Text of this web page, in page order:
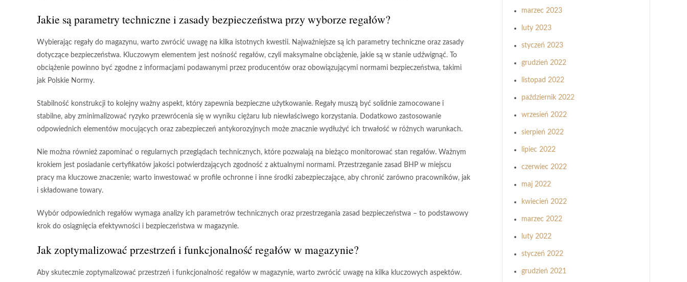
Jakie są parametry techniczne i zasady bezpieczeństwa przy wyborze regałów?
Wybierając regały do magazynu, warto zwrócić uwagę na kilka istotnych kwestii. Najważniejsze są ich parametry techniczne oraz zasady
dotyczące bezpieczeństwa. Kluczowym elementem jest nośność regałów, czyli maksymalne obciążenie, jakie są w stanie udźwignąć. To
obciążenie powinno być zgodne z informacjami podawanymi przez producentów oraz obowiązującymi normami bezpieczeństwa, takimi
jak Polskie Normy.
Stabilność konstrukcji to kolejny ważny aspekt, który zapewnia bezpieczne użytkowanie. Regały muszą być solidnie zamocowane i
stabilne, aby zminimalizować ryzyko przewrócenia się w wyniku ciężaru lub niewłaściwego korzystania. Dodatkowo zastosowanie
odpowiednich elementów mocujących oraz zabezpieczeń antykorozyjnych może znacznie wydłużyć ich trwałość w różnych warunkach.
Nie można również zapominać o regularnych przeglądach technicznych, które pozwalają na bieżąco monitorować stan regałów. Ważnym
krokiem jest posiadanie certyfikatów jakości potwierdzających zgodność z aktualnymi normami. Przestrzeganie zasad BHP w miejscu
pracy ma kluczowe znaczenie; warto inwestować w profile ochronne i inne środki zabezpieczające, aby chronić zarówno pracowników, jak
i składowane towary.
Wybór odpowiednich regałów wymaga analizy ich parametrów technicznych oraz przestrzegania zasad bezpieczeństwa – to podstawowy
krok do osiągnięcia efektywności i bezpieczeństwa w magazynie.
Jak zoptymalizować przestrzeń i funkcjonalność regałów w magazynie?
Aby skutecznie zoptymalizować przestrzeń i funkcjonalność regałów w magazynie, warto zwrócić uwagę na kilka kluczowych aspektów.
marzec 2023
luty 2023
styczeń 2023
grudzień 2022
listopad 2022
październik 2022
wrzesień 2022
sierpień 2022
lipiec 2022
czerwiec 2022
maj 2022
kwiecień 2022
marzec 2022
luty 2022
styczeń 2022
grudzień 2021